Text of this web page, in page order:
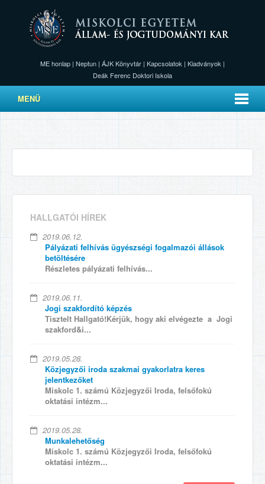
ME honlap | Neptun | ÁJK Könyvtár | Kapcsolatok | Kiadványok |
Deák Ferenc Doktori Iskola
MENÜ
HALLGATÓI HÍREK
2019.06.12.
Pályázati felhívás ügyészségi fogalmazói állások
betöltésére
Részletes pályázati felhívás...
2019.06.11.
Jogi szakfordító képzés
Tisztelt Hallgató!Kérjük, hogy aki elvégezte a Jogi
szakford&i...
2019.05.28.
Közjegyzői iroda szakmai gyakorlatra keres
jelentkezőket
Miskolc 1. számú Közjegyzői Iroda, felsőfokú
oktatási intézm...
2019.05.28.
Munkalehetőség
Miskolc 1. számú Közjegyzői Iroda, felsőfokú
oktatási intézm...